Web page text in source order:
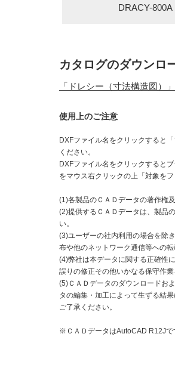
DRACY-800A
カタログのダウンロ
「ドレシー（寸法構造図）」
使用上のご注意
DXFファイル名をクリックすると
ください。
DXFファイル名をクリックすると
をマウス右クリックの上「対象を
(1)各製品のＣＡＤデータの著作権
(2)提供するＣＡＤデータは、製品
い。
(3)ユーザーの社内利用の場合を除
布や他のネットワーク通信等への転
(4)弊社は本データに関する正確性
誤りの修正その他いかなる保守作業
(5)ＣＡＤデータのダウンロードお
タの編集・加工によって生ずる結
ご了承ください。
※ＣＡＤデータはAutoCAD R12Jで